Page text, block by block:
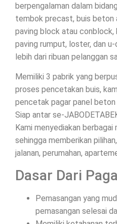
berpengalaman dalam
tembok precast, buis beton
paving block atau conblock,
paving rumput, loster, dan
lebih dari ribuan pelanggan
Memiliki 3 pabrik yang
proses pencetakan buis,
pencetak pagar panel
Siap antar se-
Kami menyediakan
sehingga memberikan
jalanan, perumahan,
Dasar Dari
Pemasangan yang
pemasangan selesai